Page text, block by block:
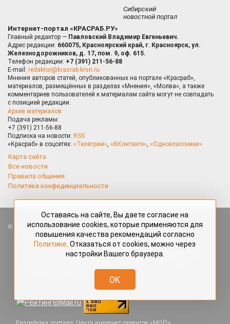
Сибирский
новостной портал
Интернет-портал «КРАСРАБ.РУ»
Главный редактор — Павловский Владимир Евгеньевич.
Адрес редакции: 660075, Красноярский край, г. Красноярск, ул.
Железнодорожников, д. 17, пом. 9, оф. 615.
Телефон редакции: +7 (391) 211-56-88
E-mail: redaktor@krasrab.krsn.ru
Мнения авторов статей, опубликованных на портале «Красраб»,
материалов, размещённых в разделах «Мнения», «Молва», а также
комментариев пользователей к материалам сайта могут не совпадать
с позицией редакции.
Архив материалов
Подача рекламы:
+7 (391) 211-56-88
Подписка на новости: RSS
«Красраб» в соцсетях: «Телеграм», «ВКонтакте», «Одноклассники»
Карта сайта
Все новости
Правила общения
Политика конфиденциальности
Все права защищены. Любые материалы, размещённые на портале
«Красраб.ру» сотрудниками редакции, нештатными авторами
и читателями, являются объектами авторского права. Полное или
частичное использование материалов, размещённых на портале
«Красраб.ру», допускается только с письменного согласия редакции
redaktor@krasrab.krsn.ru
Оставаясь на сайте, Вы даете согласие на
использование cookies, которые применяются для
повышения качества рекомендаций согласно
Политике . Отказаться от cookies, можно через
настройки Вашего браузера.
OK